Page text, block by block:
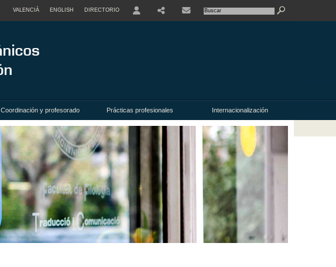
VALENCIÀ ENGLISH DIRECTORIO
Coordinación y profesorado Prácticas profesionales Internacionalización